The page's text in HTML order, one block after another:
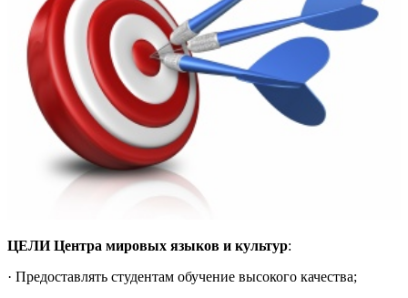
ЦЕЛИ Центра мировых языков и культур:
· Предоставлять студентам обучение высокого качества;